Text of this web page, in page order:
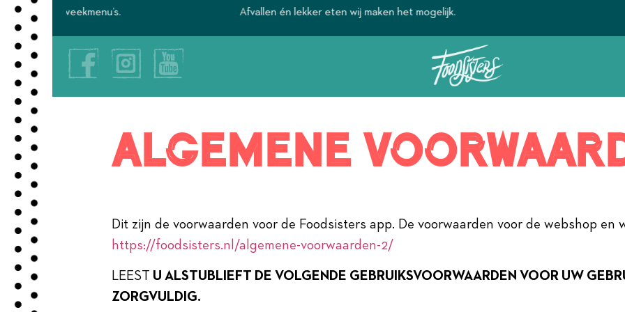
Afvallen én lekker eten wij maken het mogelijk.
algemene
Dit zijn de voorwaarden voor de Foodsisters app. De voorwaarden voor de webshop en
https://foodsisters.nl/algemene-voorwaarden-2/
LEEST U ALSTUBLIEFT DE VOLGENDE GEBRUIKSVOORWAARDEN VOOR UW
ZORGVULDIG.